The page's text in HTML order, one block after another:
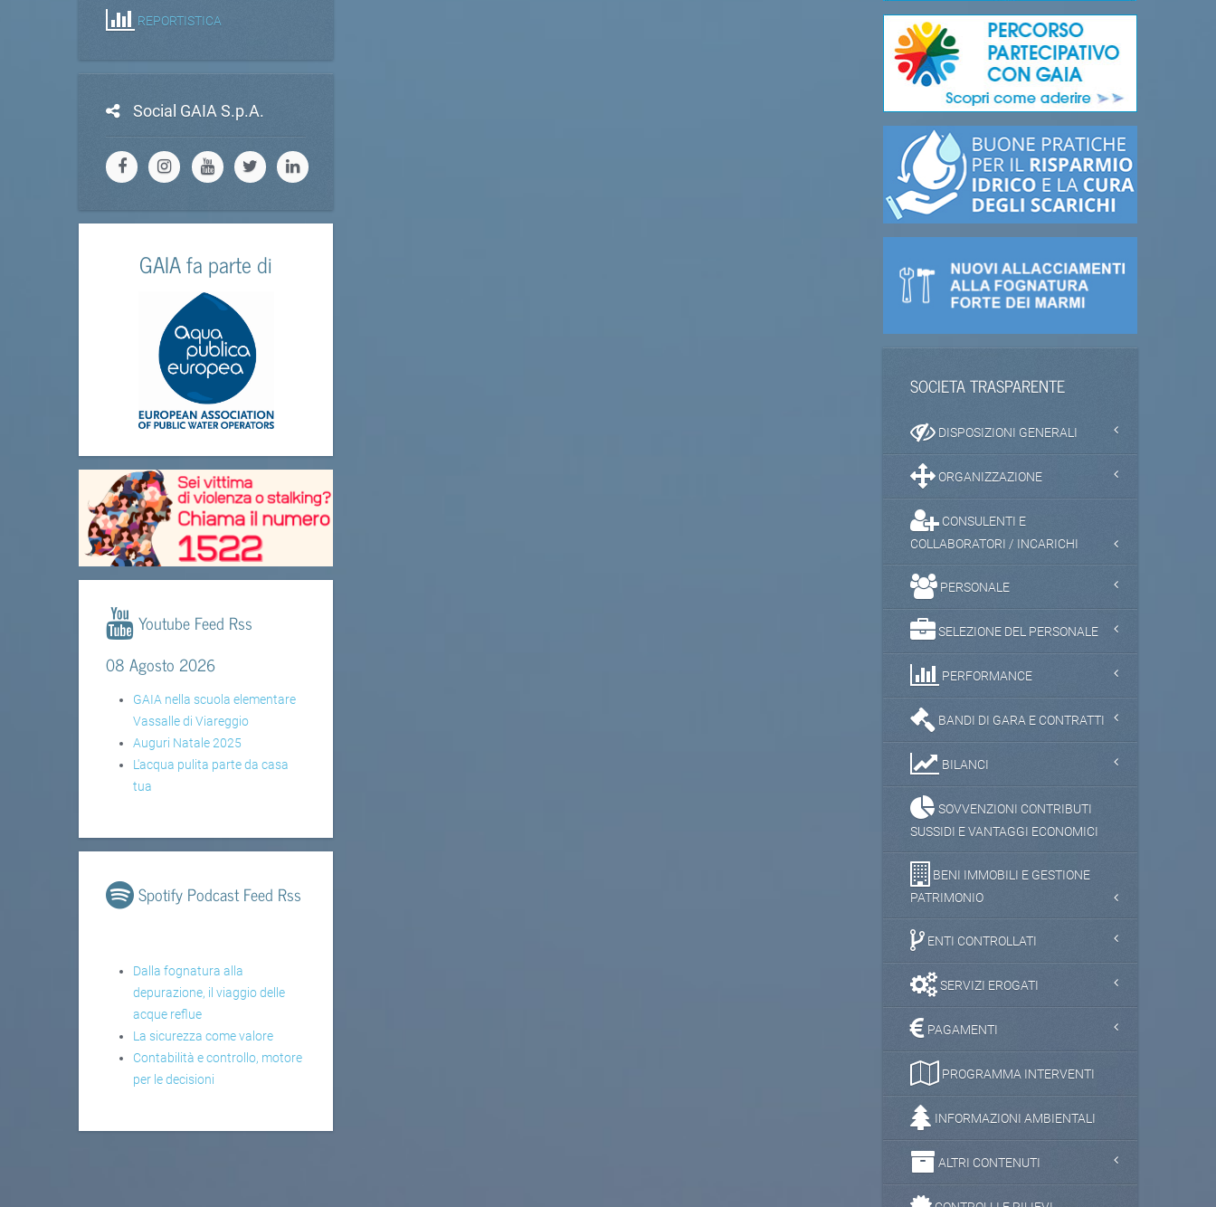
REPORTISTICA
Social GAIA S.p.A.
GAIA fa parte di
Youtube Feed Rss
08 Agosto 2026
GAIA nella scuola elementare
Vassalle di Viareggio
Auguri Natale 2025
L'acqua pulita parte da casa
tua
Spotify Podcast Feed Rss
Dalla fognatura alla
depurazione, il viaggio delle
acque reflue
La sicurezza come valore
Contabilità e controllo, motore
per le decisioni
SOCIETA TRASPARENTE
DISPOSIZIONI GENERALI
ORGANIZZAZIONE
CONSULENTI E
COLLABORATORI / INCARICHI
PERSONALE
SELEZIONE DEL PERSONALE
PERFORMANCE
BANDI DI GARA E CONTRATTI
BILANCI
SOVVENZIONI CONTRIBUTI
SUSSIDI E VANTAGGI ECONOMICI
BENI IMMOBILI E GESTIONE
PATRIMONIO
ENTI CONTROLLATI
SERVIZI EROGATI
PAGAMENTI
PROGRAMMA INTERVENTI
INFORMAZIONI AMBIENTALI
ALTRI CONTENUTI